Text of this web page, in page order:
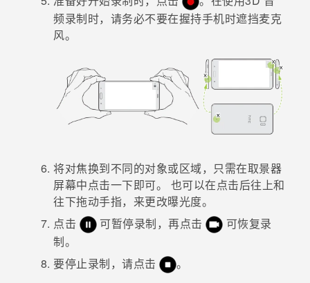
频录制时，请务必不要在握持手机时遮挡麦克
风。
将对焦换到不同的对象或区域，只需在取景器
屏幕中点击一下即可。 也可以在点击后往上和
往下拖动手指，来更改曝光度。
点击
可暂停录制，再点击
可恢复录
制。
要停止录制，请点击
。